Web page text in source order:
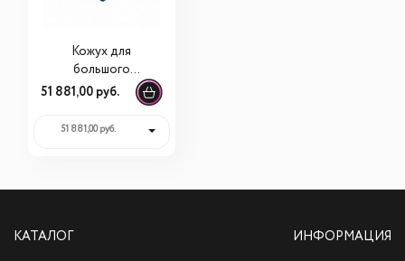
Кожух для
большого
бассейна Quadro
Pool Large 10220
51 881,00 руб.
51 881,00 руб.
КАТАЛОГ ИНФОРМАЦИЯ